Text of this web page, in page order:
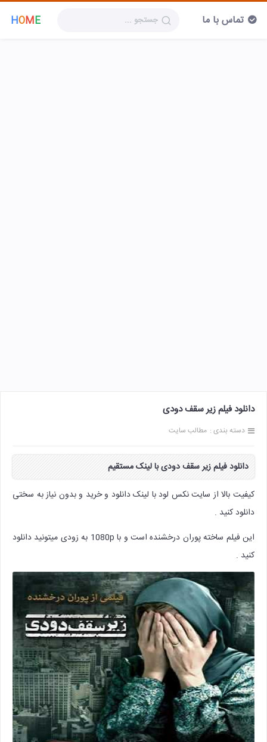
HOME تماس با ما
دانلود فیلم زیر سقف دودی
دسته بندی : مطالب سایت
دانلود فیلمزیر سقف دودیبا لینک مستقیم
کیفیت بالا از سایت نکس لود با لینک دانلود و خرید و بدون نیاز به سختی
دانلود کنید .
این فیلم ساخته پوران درخشنده است و با 1080p به زودی میتونید دانلود
کنید .